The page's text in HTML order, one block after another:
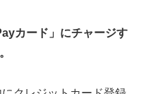
カード」にチャージす